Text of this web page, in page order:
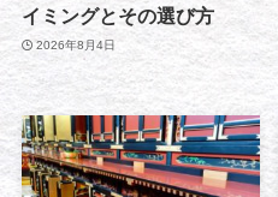
イミングとその選び方
2026年8月4日